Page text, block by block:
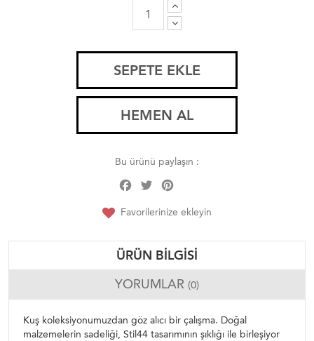
SEPETE EKLE
HEMEN AL
Bu ürünü paylaşın :
Facebook
Twitter
Favorilerinize ekleyin
ÜRÜN BILGISI
YORUMLAR (0)
Kuş koleksiyonumuzdan göz alıcı bir çalışma. Doğal
malzemelerin sadeliği, Stil44 tasarımının şıklığı ile birleşiyor